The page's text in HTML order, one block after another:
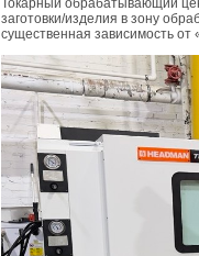
Токарный обрабатывающий
заготовки/изделия в зону
существенная зависимость от